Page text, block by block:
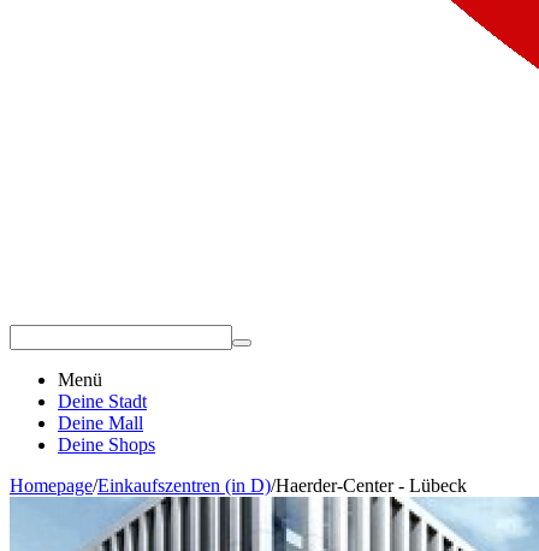
Menü
Deine Stadt
Deine Mall
Deine Shops
Homepage/Einkaufszentren (in D)/Haerder-Center - Lübeck